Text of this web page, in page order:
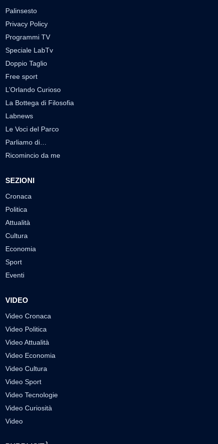
Palinsesto
Privacy Policy
Programmi TV
Speciale LabTv
Doppio Taglio
Free sport
L’Orlando Curioso
La Bottega di Filosofia
Labnews
Le Voci del Parco
Parliamo di…
Ricomincio da me
SEZIONI
Cronaca
Politica
Attualità
Cultura
Economia
Sport
Eventi
VIDEO
Video Cronaca
Video Politica
Video Attualità
Video Economia
Video Cultura
Video Sport
Video Tecnologie
Video Curiosità
Video